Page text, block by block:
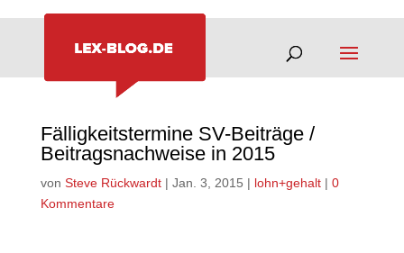
Fälligkeitstermine SV-Beiträge /
Beitragsnachweise in 2015
von Steve Rückwardt| Jan. 3, 2015 | lohn+gehalt| 0
Kommentare